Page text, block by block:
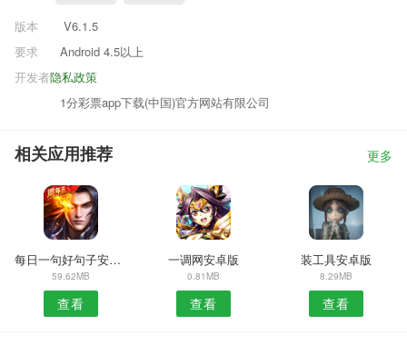
版本
V6.1.5
要求
Android 4.5以上
隐私政策
开发者
1分彩票app下载(中国)官方网站有限公司
相关应用推荐 更多
每日一句好句子安卓版
59.62MB
查看
一调网安卓版
0.81MB
查看
装工具安卓版
8.29MB
查看